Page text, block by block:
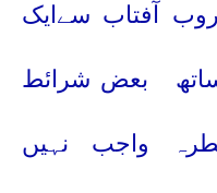
آفتاب سےایک
بعض شرائط
واجب نہیں